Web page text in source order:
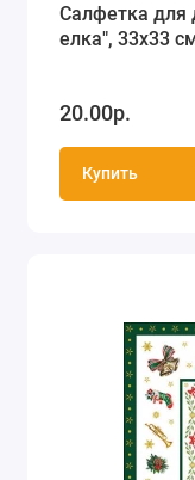
Салфетка для
елка", 33х33
20.00р.
Купить